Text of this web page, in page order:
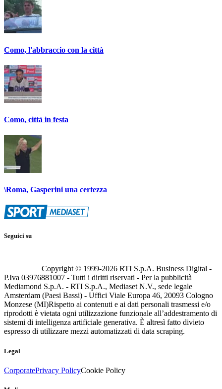
Como, l'abbraccio con la città
Como, città in festa
\Roma, Gasperini una certezza
Seguici su
Copyright © 1999-2026 RTI S.p.A. Business Digital -
P.Iva 03976881007 - Tutti i diritti riservati - Per la pubblicità
Mediamond S.p.A. - RTI S.p.A., Mediaset N.V., sede legale
Amsterdam (Paesi Bassi) - Uffici Viale Europa 46, 20093 Cologno
Monzese (MI)Rispetto ai contenuti e ai dati personali trasmessi e/o
riprodotti è vietata ogni utilizzazione funzionale all’addestramento di
sistemi di intelligenza artificiale generativa. È altresì fatto divieto
espresso di utilizzare mezzi automatizzati di data scraping.
Legal
CorporatePrivacy PolicyCookie Policy